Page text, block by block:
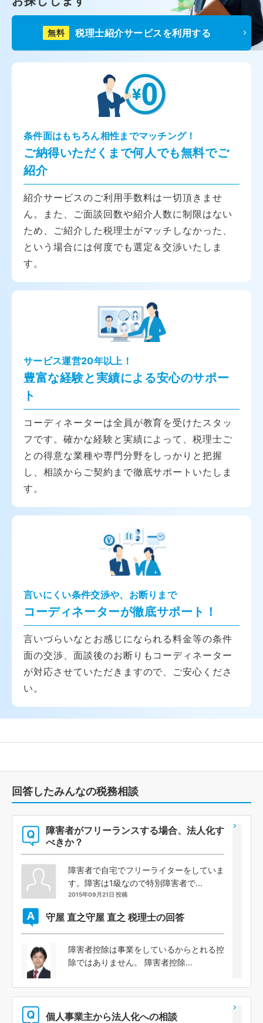
無料 税理士紹介サービスを利用する
条件面はもちろん相性までマッチング！
ご納得いただくまで何人でも無料でご
紹介
紹介サービスのご利用手数料は一切頂きませ
ん。また、ご面談回数や紹介人数に制限はない
ため、ご紹介した税理士がマッチしなかった、
という場合には何度でも選定＆交渉いたしま
す。
サービス運営20年以上！
豊富な経験と実績による安心のサポー
ト
コーディネーターは全員が教育を受けたスタッ
フです。確かな経験と実績によって、税理士ご
との得意な業種や専門分野をしっかりと把握
し、相談からご契約まで徹底サポートいたしま
す。
言いにくい条件交渉や、お断りまで
コーディネーターが徹底サポート！
言いづらいなとお感じになられる料金等の条件
面の交渉、面談後のお断りもコーディネーター
が対応させていただきますので、ご安心くださ
い。
回答したみんなの税務相談
障害者がフリーランスする場合、法人化す
べきか？
障害者で自宅でフリーライターをしていま
す。障害は1級なので特別障害者で...
2015年09月21日 投稿
守屋 直之守屋 直之 税理士の回答
障害者控除は事業をしているからとれる控
除ではありません。 障害者控除...
個人事業主から法人化への相談